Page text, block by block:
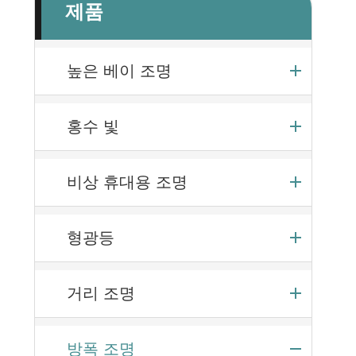
제품
높은 베이 조명
홍수 빛
비상 휴대용 조명
형광등
거리 조명
방폭 조명